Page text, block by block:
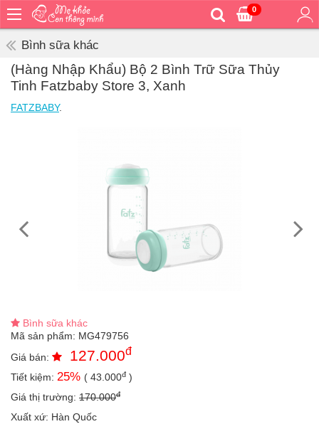
0
Bé
ăn
vệ
ngoài
an
toàn
tắm
Bé
chơi
Bình sữa khác
(Hàng Nhập Khẩu) Bộ 2 Bình Trữ Sữa Thủy
Tinh Fatzbaby Store 3, Xanh
FATZBABY.
Bình sữa khác
Mã sản phẩm: MG479756
Giá bán:
127.000đ
Tiết kiệm: 25% ( 43.000đ )
Giá thị trường: 170.000đ
Xuất xứ: Hàn Quốc